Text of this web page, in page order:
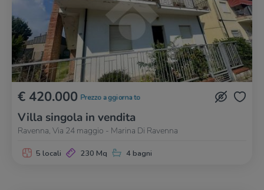
€ 420.000 Prezzo aggiornato
Villa singola in vendita
Ravenna, Via 24 maggio - Marina Di Ravenna
5 locali 230 Mq 4 bagni